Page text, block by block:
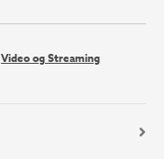
Video og Streaming